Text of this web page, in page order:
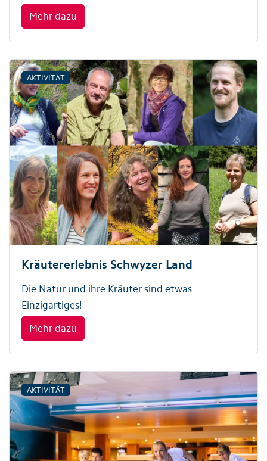
Mehr dazu
AKTIVITÄT
Kräutererlebnis Schwyzer Land
Die Natur und ihre Kräuter sind etwas
Einzigartiges!
Mehr dazu
AKTIVITÄT